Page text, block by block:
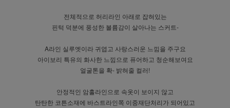
전체적으로 허리라인 아래로 잡혀있는
핀턱 덕분에 풍성한 볼륨감이 살아나는 스커트-
A라인 실루엣이라 귀엽고 사랑스러운 느낌을 주구요
아이보리 특유의 화사한 느낌으로 퓨어하고 청순해보여요
얼굴톤을 확- 밝혀줄 컬러!
안정적인 암홀라인으로 속옷이 보이지 않고
탄탄한 코튼소재에 바스트라인쪽 이중재단처리가 되어있고